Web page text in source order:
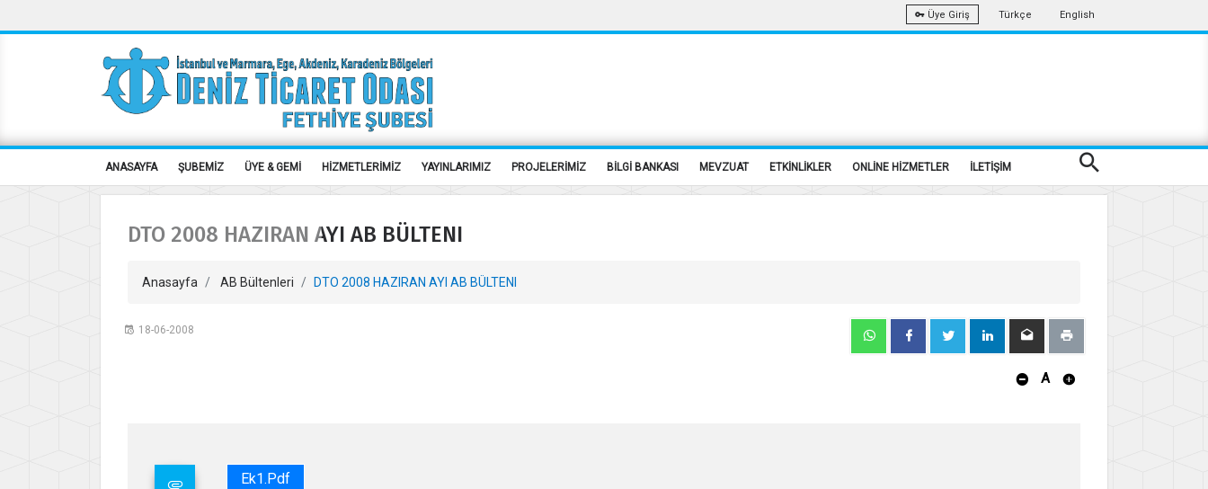
Üye Giriş Türkçe English
ANASAYFA ŞUBEMİZ ÜYE & GEMİ HİZMETLERİMİZ YAYINLARIMIZ PROJELERİMİZ BİLGİ BANKASI MEVZUAT ETKİNLİKLER ONLİNE HİZMETLER İLETİŞİM
DTO 2008 HAZIRAN AYI AB BÜLTENI
Anasayfa AB Bültenleri DTO 2008 HAZIRAN AYI AB BÜLTENI
18-06-2008
A
Ek1.pdf